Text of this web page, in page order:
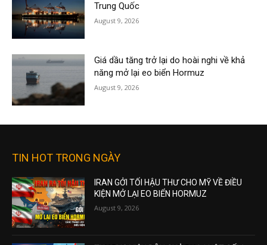
Trung Quốc
August 9, 2026
Giá dầu tăng trở lại do hoài nghi về khả
năng mở lại eo biển Hormuz
August 9, 2026
TIN HOT TRONG NGÀY
IRAN GỞI TỐI HẬU THƯ CHO MỸ VỀ ĐIỀU
KIỆN MỞ LẠI EO BIỂN HORMUZ
August 9, 2026